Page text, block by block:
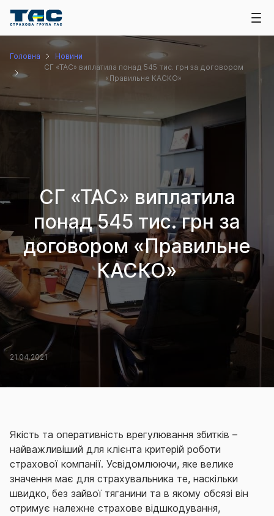
Головна
Новини
СГ «ТАС» виплатила понад 545 тис. грн за договором
«Правильне КАСКО»
СГ «ТАС» виплатила
понад 545 тис. грн за
договором «Правильне
КАСКО»
21.04.2021
Якість та оперативність врегулювання збитків –
найважливіший для клієнта критерій роботи
страхової компанії. Усвідомлюючи, яке велике
значення має для страхувальника те, наскільки
швидко, без зайвої тяганини та в якому обсязі він
отримує належне страхове відшкодування,